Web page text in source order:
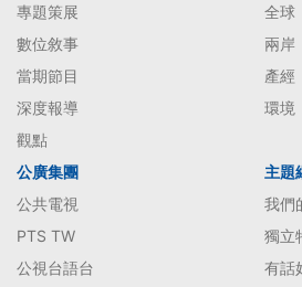
專題策展
數位敘事
當期節目
深度報導
觀點
全球
兩岸
產經
環境
公廣集團
公共電視
PTS TW
公視台語台
主題
我們
獨立
有話